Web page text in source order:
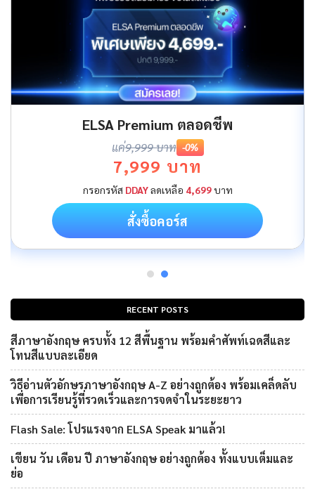
RECENT POSTS
สีภาษาอังกฤษ ครบทั้ง 12 สีพื้นฐาน พร้อมคำศัพท์เฉดสีและ
โทนสีแบบละเอียด
วิธีอ่านตัวอักษรภาษาอังกฤษ A-Z อย่างถูกต้อง พร้อมเคล็ดลับ
เพื่อการเรียนรู้ที่รวดเร็วและการจดจำในระยะยาว
Flash Sale: โปรแรงจาก ELSA Speak มาแล้ว!
เขียน วัน เดือน ปี ภาษาอังกฤษ อย่างถูกต้อง ทั้งแบบเต็มและ
ย่อ
ELSA Premium ตลอดชีพ
แค่9,999 บาท -0%
7,999 บาท
กรอกรหัส DDAYลดเหลือ 4,699บาท
สั่งซื้อคอร์ส